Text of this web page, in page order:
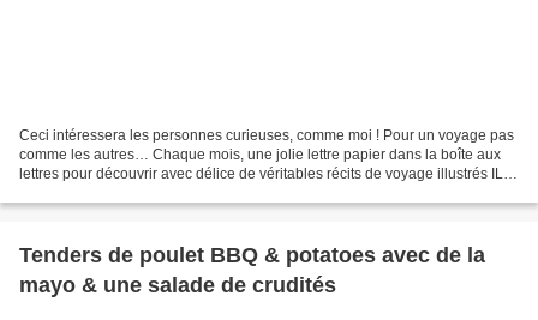
Ceci intéressera les personnes curieuses, comme moi ! Pour un voyage pas
comme les autres… Chaque mois, une jolie lettre papier dans la boîte aux
lettres pour découvrir avec délice de véritables récits de voyage illustrés IL
Tenders de poulet BBQ & potatoes avec de la
mayo & une salade de crudités